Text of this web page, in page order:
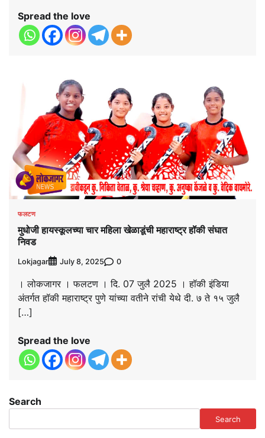
Spread the love
फलटण
मुधोजी हायस्कूलच्या चार महिला खेळाडूंची महाराष्ट्र हॉकी संघात
निवड
Lokjagar July 8, 2025 0
। लोकजागर । फलटण । दि. 07 जुलै 2025 । हॉकी इंडिया
अंतर्गत हॉकी महाराष्ट्र पुणे यांच्या वतीने रांची येथे दी. ७ ते १५ जुलै
[…]
Spread the love
Search
Search